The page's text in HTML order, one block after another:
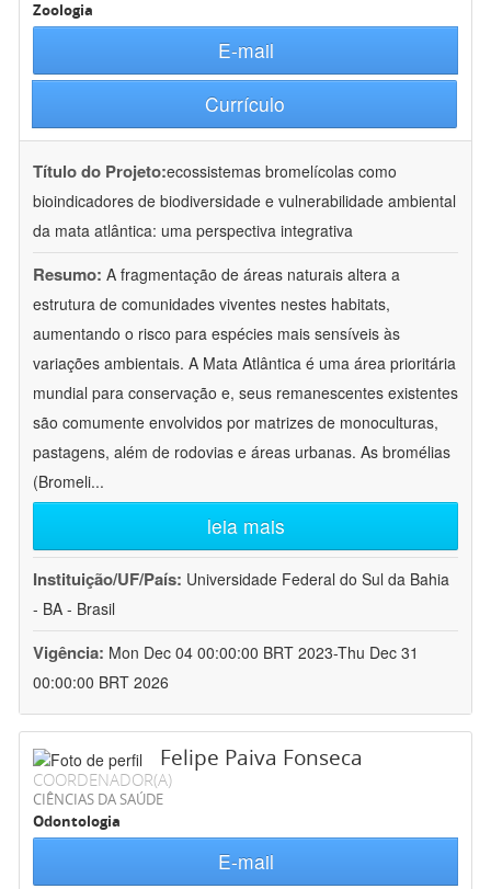
Zoologia
E-mail
Currículo
Título do Projeto:ecossistemas bromelícolas como
bioindicadores de biodiversidade e vulnerabilidade ambiental
da mata atlântica: uma perspectiva integrativa
Resumo: A fragmentação de áreas naturais altera a
estrutura de comunidades viventes nestes habitats,
aumentando o risco para espécies mais sensíveis às
variações ambientais. A Mata Atlântica é uma área prioritária
mundial para conservação e, seus remanescentes existentes
são comumente envolvidos por matrizes de monoculturas,
pastagens, além de rodovias e áreas urbanas. As bromélias
(Bromeli...
leia mais
Instituição/UF/País: Universidade Federal do Sul da Bahia
- BA - Brasil
Vigência: Mon Dec 04 00:00:00 BRT 2023-Thu Dec 31
00:00:00 BRT 2026
Felipe Paiva Fonseca
COORDENADOR(A)
CIÊNCIAS DA SAÚDE
Odontologia
E-mail